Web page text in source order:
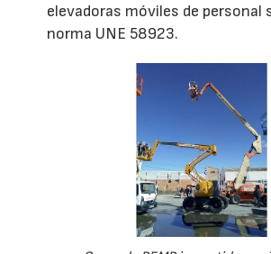
elevadoras móviles de personal
norma UNE 58923.